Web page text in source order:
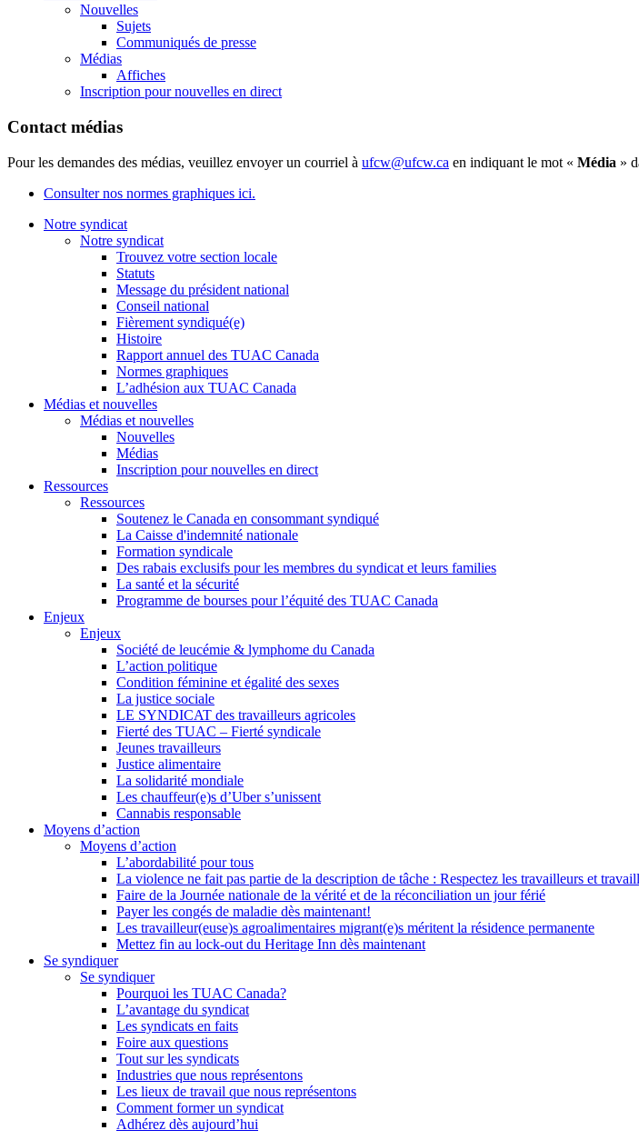
Nouvelles
Sujets
Communiqués de presse
Médias
Affiches
Inscription pour nouvelles en direct
Contact médias
Pour les demandes des médias, veuillez envoyer un courriel à ufcw@ufcw.ca en indiquant le mot « Média »
Consulter nos normes graphiques ici.
Notre syndicat
Notre syndicat
Trouvez votre section locale
Statuts
Message du président national
Conseil national
Fièrement syndiqué(e)
Histoire
Rapport annuel des TUAC Canada
Normes graphiques
L’adhésion aux TUAC Canada
Médias et nouvelles
Médias et nouvelles
Nouvelles
Médias
Inscription pour nouvelles en direct
Ressources
Ressources
Soutenez le Canada en consommant syndiqué
La Caisse d'indemnité nationale
Formation syndicale
Des rabais exclusifs pour les membres du syndicat et leurs families
La santé et la sécurité
Programme de bourses pour l’équité des TUAC Canada
Enjeux
Enjeux
Société de leucémie & lymphome du Canada
L’action politique
Condition féminine et égalité des sexes
La justice sociale
LE SYNDICAT des travailleurs agricoles
Fierté des TUAC – Fierté syndicale
Jeunes travailleurs
Justice alimentaire
La solidarité mondiale
Les chauffeur(e)s d’Uber s’unissent
Cannabis responsable
Moyens d’action
Moyens d’action
L’abordabilité pour tous
La violence ne fait pas partie de la description de tâche : Respectez les travailleurs et
Faire de la Journée nationale de la vérité et de la réconciliation un jour férié
Payer les congés de maladie dès maintenant!
Les travailleur(euse)s agroalimentaires migrant(e)s méritent la résidence permanente
Mettez fin au lock-out du Heritage Inn dès maintenant
Se syndiquer
Se syndiquer
Pourquoi les TUAC Canada?
L’avantage du syndicat
Les syndicats en faits
Foire aux questions
Tout sur les syndicats
Industries que nous représentons
Les lieux de travail que nous représentons
Comment former un syndicat
Adhérez dès aujourd’hui